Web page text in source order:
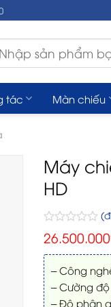
tác Màn chiếu
Máy
HD
Được
xếp
hạng
0
5
sao
26.500.000
– Công
– Cường độ
– Độ phân